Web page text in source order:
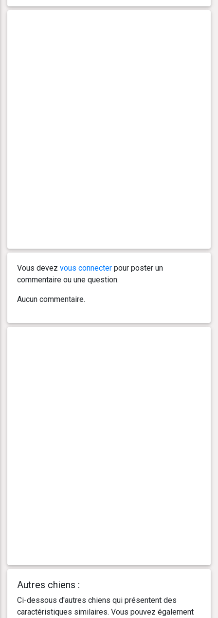
Vous devez vous connecter pour poster un
commentaire ou une question.
Aucun commentaire.
Autres chiens :
Ci-dessous d'autres chiens qui présentent des
caractéristiques similaires. Vous pouvez également